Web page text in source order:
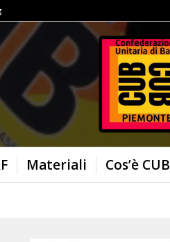
Materiali Cos’è CUB